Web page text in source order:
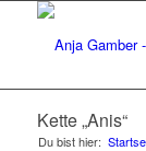
Kette „Anis“
Du bist hier: